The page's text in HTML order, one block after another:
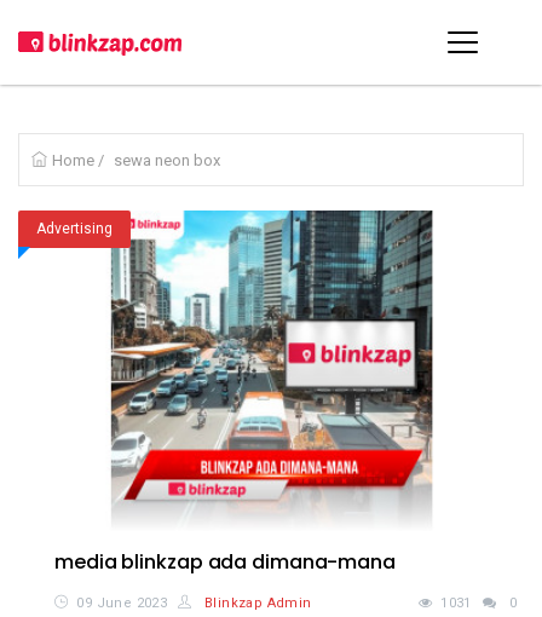
Home / sewa neon box
Advertising
media blinkzap ada dimana-mana
09 June 2023 Blinkzap Admin 1031 0